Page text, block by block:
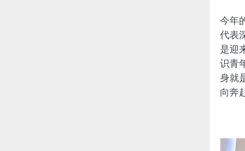
今年
代表
是迎
识青
身就
向奔